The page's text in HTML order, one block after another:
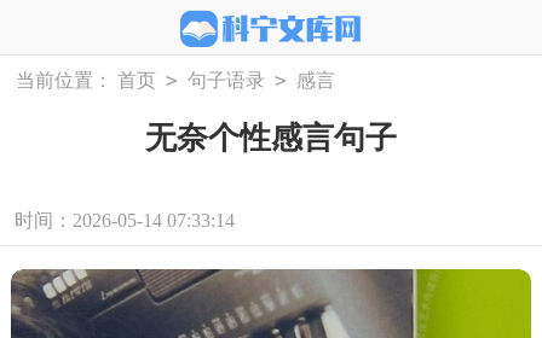
当前位置： 首页 > 句子语录 > 感言
无奈个性感言句子
时间：2026-05-14 07:33:14